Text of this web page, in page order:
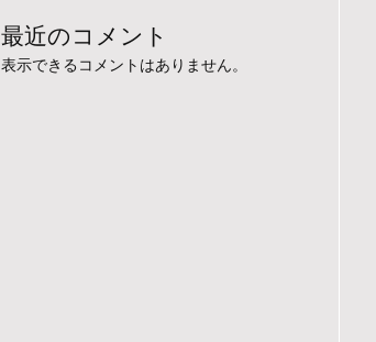
最近のコメント
表示できるコメントはありません。